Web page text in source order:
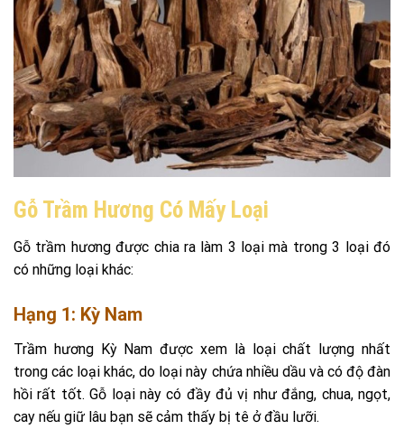
Gỗ Trầm Hương Có Mấy Loại
Gỗ trầm hương được chia ra làm 3 loại mà trong 3 loại đó
có những loại khác:
Hạng 1: Kỳ Nam
Trầm hương Kỳ Nam được xem là loại chất lượng nhất
trong các loại khác, do loại này chứa nhiều dầu và có độ đàn
hồi rất tốt. Gỗ loại này có đầy đủ vị như đắng, chua, ngọt,
cay nếu giữ lâu bạn sẽ cảm thấy bị tê ở đầu lưỡi.